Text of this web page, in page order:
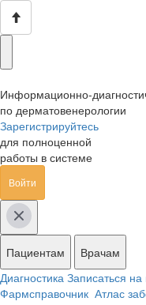
Информационно-
по дерматовенерологии
Зарегистрируйтесь
для полноценной
работы в системе
Войти
Пациентам
Врачам
Диагностика Записаться
Фармсправочник Атлас